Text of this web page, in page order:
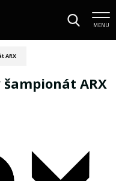
MENU
ARX
ARX